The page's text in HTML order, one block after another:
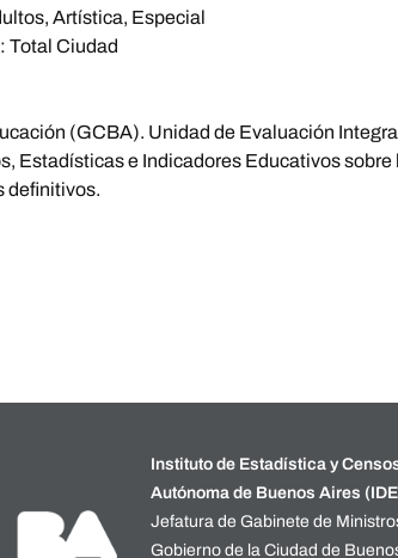
Artística, Especial
: Total Ciudad
(GCBA). Unidad de Evaluación
Estadísticas e Indicadores Educativos
definitivos.
Instituto de Estadística y
Autónoma de Buenos Aires
Jefatura de Gabinete de
Gobierno de la Ciudad de